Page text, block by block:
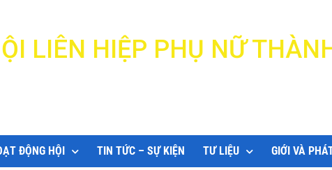
LIÊN HIỆP PHỤ NỮ
ĐỘNG HỘI TIN TỨC – SỰ KIỆN TƯ LIỆU GIỚI VÀ